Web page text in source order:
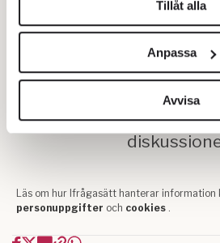
Vi använder enhetsidentifierare för
för sociala medier och analysera
vidarebefordrar även sådana
information från din enhet till de
annons- och analysföretag som vi
Dessa kan i sin tur kombinera
Om du vill läsa mer om hur vi
kan du göra dethär.
Tillåt alla
Anpassa
Avvisa